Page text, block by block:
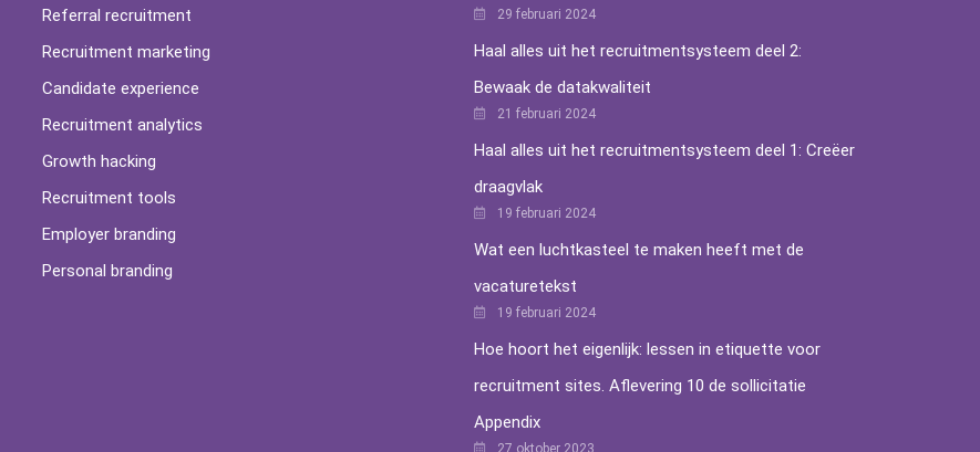
Referral recruitment
Recruitment marketing
Candidate experience
Recruitment analytics
Growth hacking
Recruitment tools
Employer branding
Personal branding
29 februari 2024
Haal alles uit het recruitmentsysteem deel 2:
Bewaak de datakwaliteit
21 februari 2024
Haal alles uit het recruitmentsysteem deel 1: Creëer
draagvlak
19 februari 2024
Wat een luchtkasteel te maken heeft met de
vacaturetekst
19 februari 2024
Hoe hoort het eigenlijk: lessen in etiquette voor
recruitment sites. Aflevering 10 de sollicitatie
Appendix
27 oktober 2023